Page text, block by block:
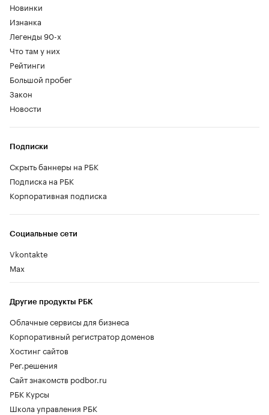
Новинки
Изнанка
Легенды 90-х
Что там у них
Рейтинги
Большой пробег
Закон
Новости
Социальные сети
Vkontakte
Max
Другие продукты РБК
Облачные сервисы для бизнеса
Корпоративный регистратор доменов
Хостинг сайтов
Рег.решения
Сайт знакомств podbor.ru
РБК Курсы
Школа управления РБК
Подписки
Скрыть баннеры на РБК
Подписка на РБК
Корпоративная подписка